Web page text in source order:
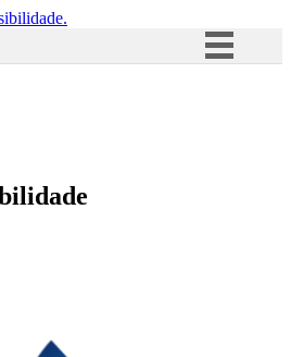
Acesso à informação